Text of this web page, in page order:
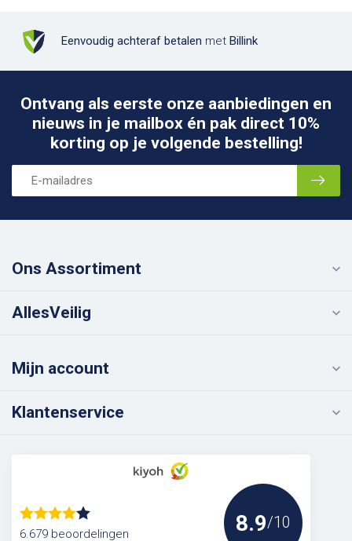
Eenvoudig achteraf betalen met Billink
Ontvang als eerste onze aanbiedingen en
nieuws in je mailbox én pak direct 10%
korting op je volgende bestelling!
Ons Assortiment
AllesVeilig
Mijn account
Klantenservice
6.679 beoordelingen 8.9/10